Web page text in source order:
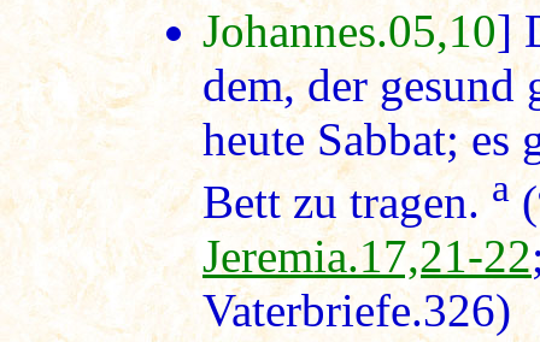
Johannes.05,10]
dem, der gesund
heute Sabbat;
Bett zu tragen. a(
Jeremia.17,21-22
Vaterbriefe.326)